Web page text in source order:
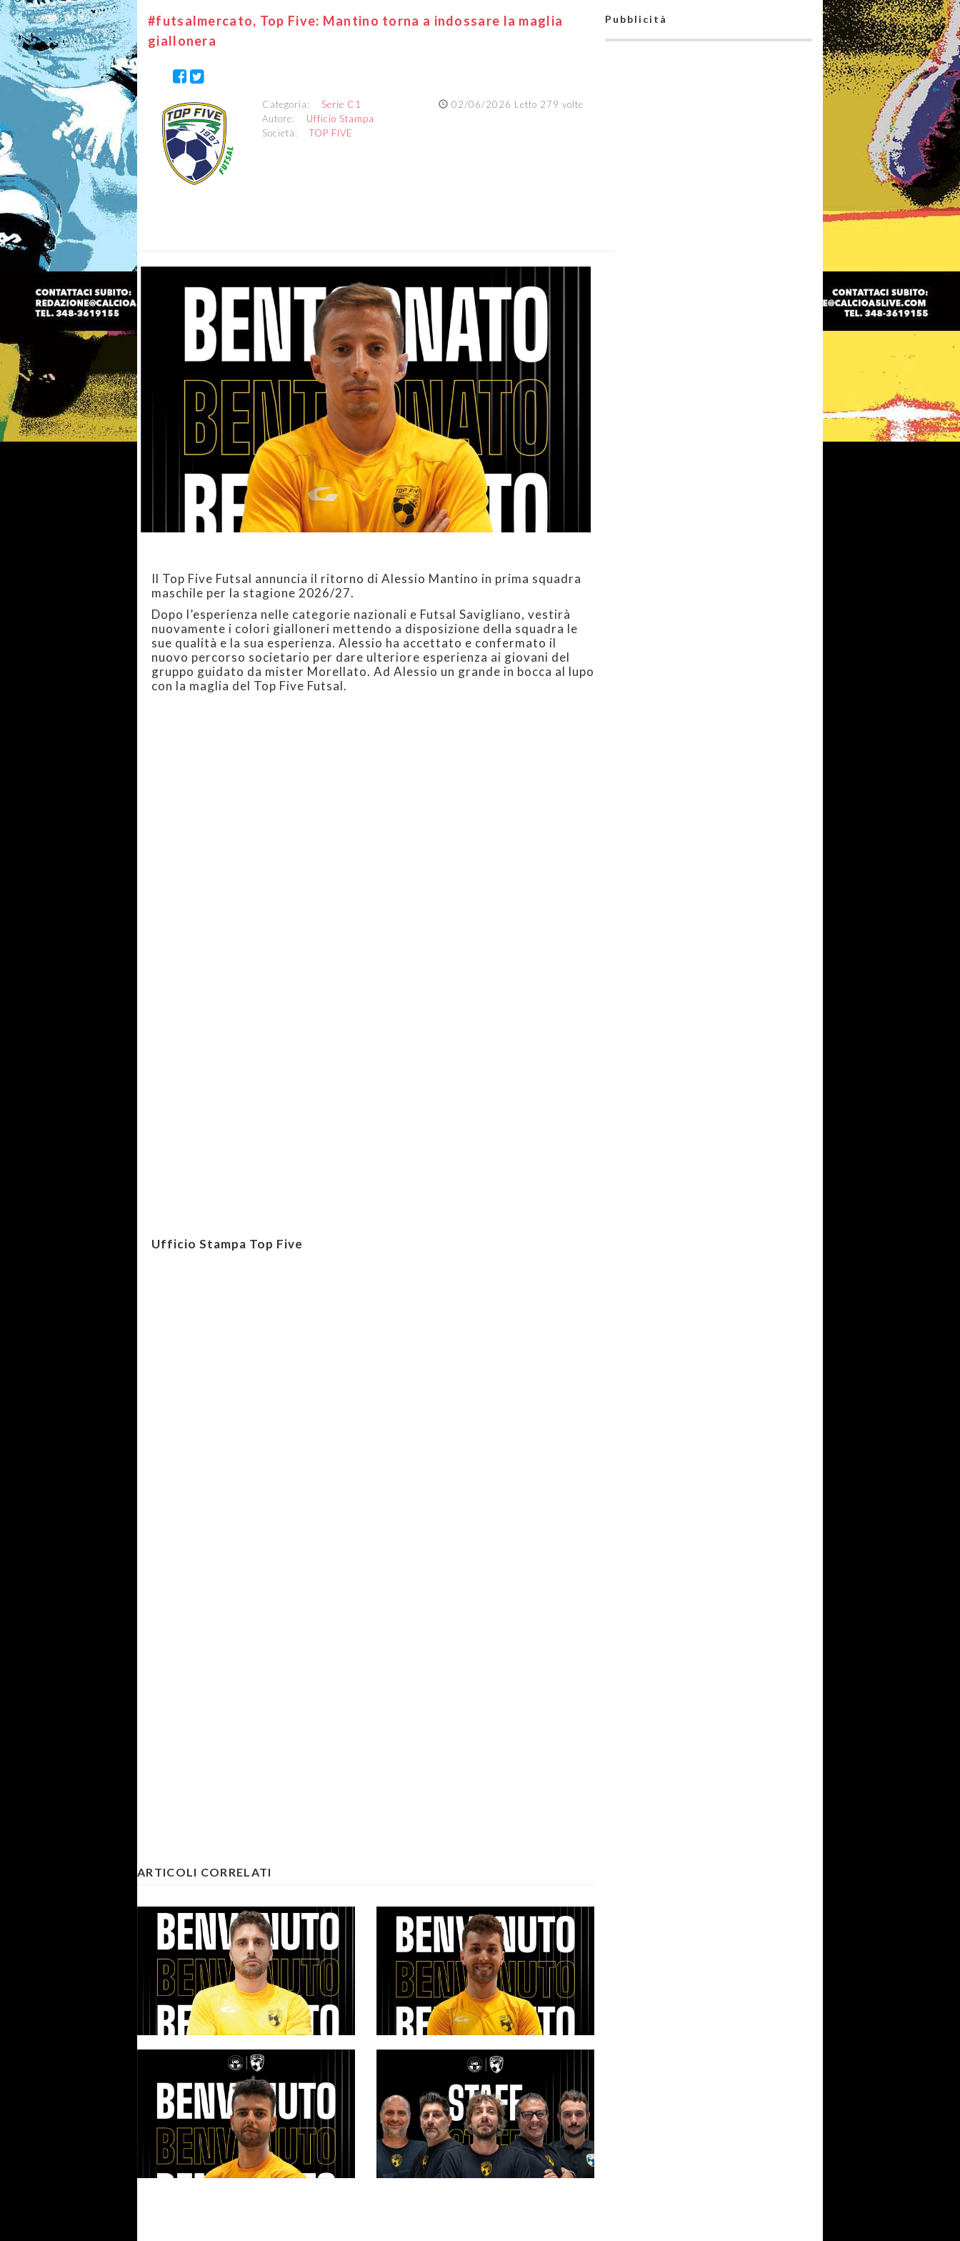
#futsalmercato, Top Five: Mantino torna a indossare la maglia
giallonera
02/06/2026 Letto 279 volte
Categoria: Serie C1
Autore: Ufficio Stampa
Società: TOP FIVE
Il Top Five Futsal annuncia il ritorno di Alessio Mantino in prima squadra
maschile per la stagione 2026/27.
Dopo l’esperienza nelle categorie nazionali e Futsal Savigliano, vestirà
nuovamente i colori gialloneri mettendo a disposizione della squadra le
sue qualità e la sua esperienza. Alessio ha accettato e confermato il
nuovo percorso societario per dare ulteriore esperienza ai giovani del
gruppo guidato da mister Morellato. Ad Alessio un grande in bocca al lupo
con la maglia del Top Five Futsal.
Ufficio Stampa Top Five
ARTICOLI CORRELATI
#futsalmercato, colpo grosso Top
Five: annunciato il ritorno di
Daniele Cerbone
#futsalmercato, rinforzo Top Five:
Luca Astegiano entra nel main
roster
Pubblicità